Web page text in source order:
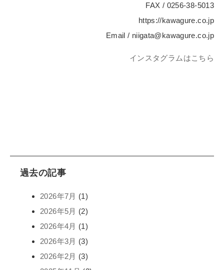
FAX / 0256-38-5013
https://kawagure.co.jp
Email / niigata@kawagure.co.jp
インスタグラムはこちら
過去の記事
2026年7月 (1)
2026年5月 (2)
2026年4月 (1)
2026年3月 (3)
2026年2月 (3)